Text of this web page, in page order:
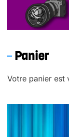
Panier
Votre panier est